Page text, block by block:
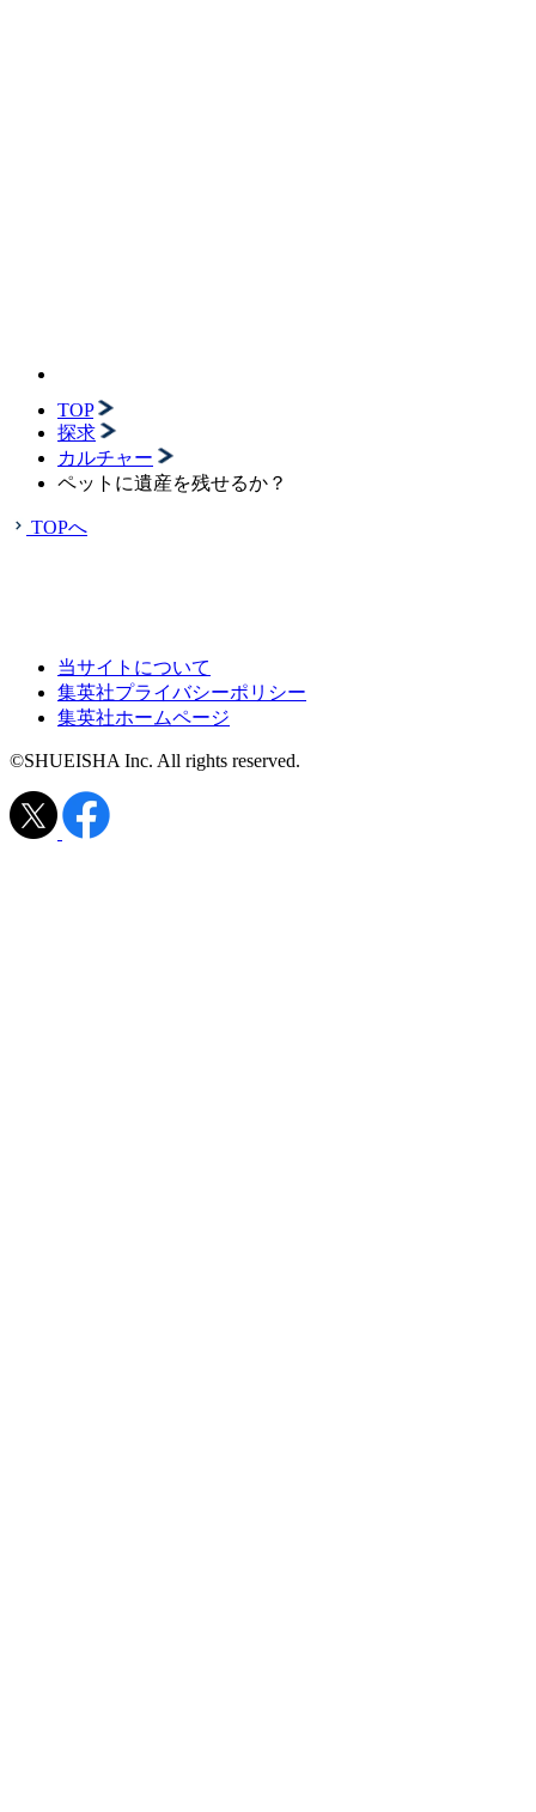
TOP
探求
カルチャー
ペットに遺産を残せるか？
TOPへ
当サイトについて
集英社プライバシーポリシー
集英社ホームページ
©SHUEISHA Inc. All rights reserved.